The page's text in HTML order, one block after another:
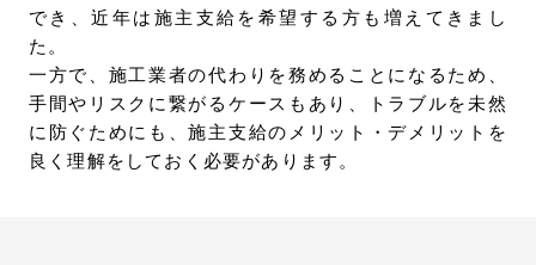
オンライン見積もり ショールームを探す
でき、近年は施主支給を希望する方も増えてきまし
た。
一方で、施工業者の代わりを務めることになるため、
手間やリスクに繋がるケースもあり、トラブルを未然
に防ぐためにも、施主支給のメリット・デメリットを
良く理解をしておく必要があります。